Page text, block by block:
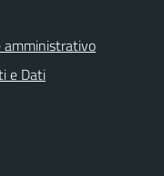
amministrativo
e Dati